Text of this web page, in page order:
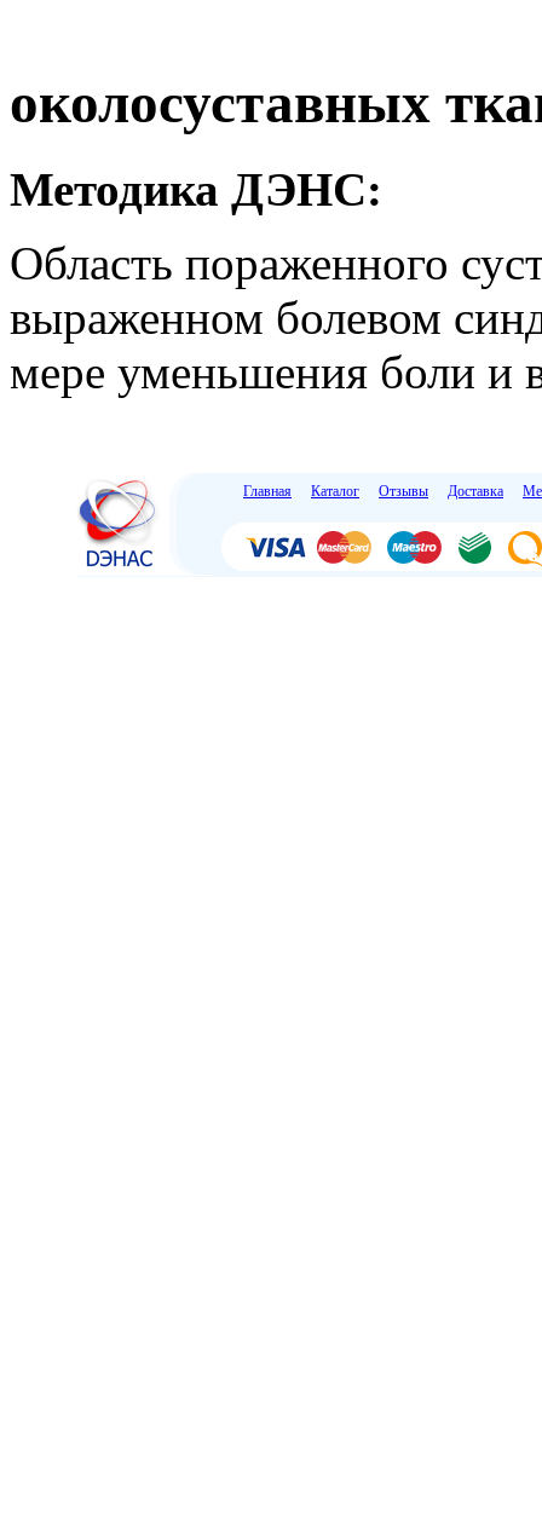
околосуставных
Методика ДЭНС:
Область пораженного
выраженном болевом
мере уменьшения боли и
Главная Каталог Отзывы Доставка